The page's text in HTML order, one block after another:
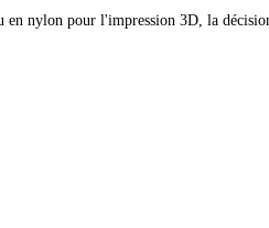
nylon pour l'impression 3D, la